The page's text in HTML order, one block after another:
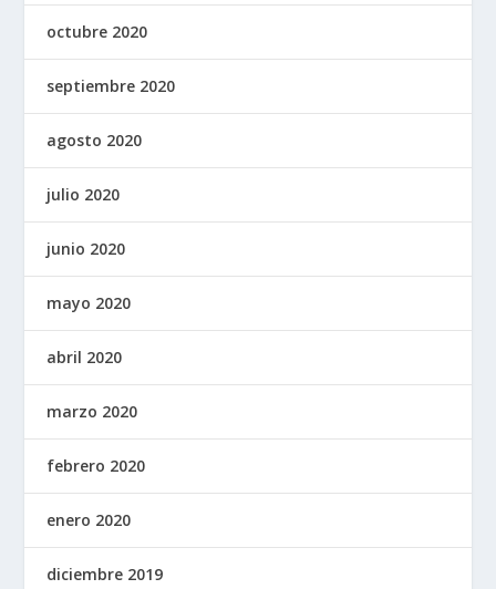
octubre 2020
septiembre 2020
agosto 2020
julio 2020
junio 2020
mayo 2020
abril 2020
marzo 2020
febrero 2020
enero 2020
diciembre 2019